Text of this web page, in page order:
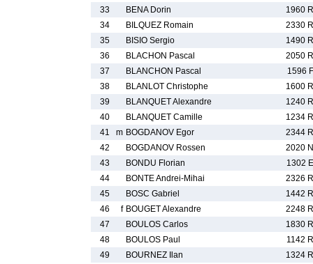
33
BENA Dorin
1960 R
34
BILQUEZ Romain
2330 R
35
BISIO Sergio
1490 R
36
BLACHON Pascal
2050 R
37
BLANCHON Pascal
1596 F
38
BLANLOT Christophe
1600 R
39
BLANQUET Alexandre
1240 R
40
BLANQUET Camille
1234 R
41
m BOGDANOV Egor
2344 R
42
BOGDANOV Rossen
2020 N
43
BONDU Florian
1302 E
44
BONTE Andrei-Mihai
2326 R
45
BOSC Gabriel
1442 R
46
f BOUGET Alexandre
2248 R
47
BOULOS Carlos
1830 R
48
BOULOS Paul
1142 R
49
BOURNEZ Ilan
1324 R